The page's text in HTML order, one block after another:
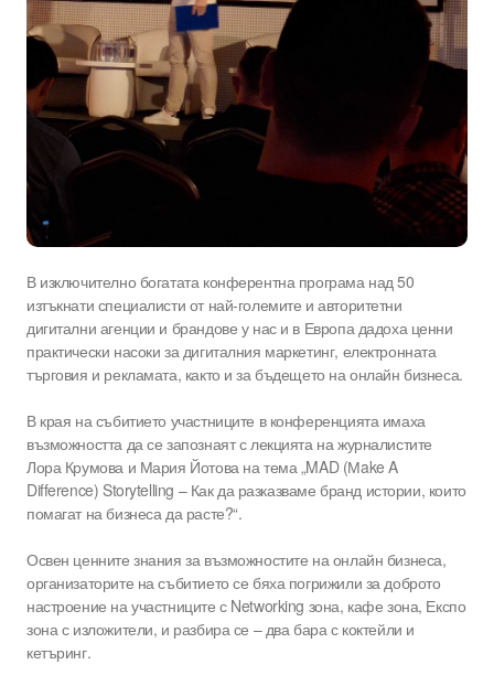
В изключително богатата конферентна програма над 50
изтъкнати специалисти от най-големите и авторитетни
дигитални агенции и брандове у нас и в Европа дадоха ценни
практически насоки за дигиталния маркетинг, електронната
търговия и рекламата, както и за бъдещето на онлайн бизнеса.
В края на събитието участниците в конференцията имаха
възможността да се запознаят с лекцията на журналистите
Лора Крумова и Мария Йотова на тема „MAD (Мake A
Difference) Storytelling – Как да разказваме бранд истории, които
помагат на бизнеса да расте?“.
Освен ценните знания за възможностите на онлайн бизнеса,
организаторите на събитието се бяха погрижили за доброто
настроение на участниците с Networking зона, кафе зона, Експо
зона с изложители, и разбира се – два бара с коктейли и
кетъринг.